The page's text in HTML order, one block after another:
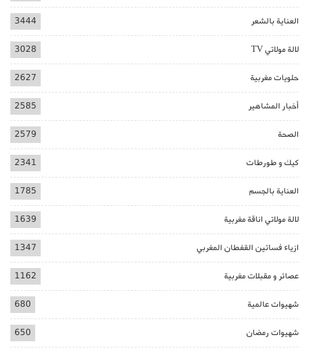
العناية بالشعر 3444
لالة مولاتي TV 3028
حلويات مغربية 2627
أخبار المشاهير 2585
الصحة 2579
كيك و طورطات 2341
العناية بالجسم 1785
لالة مولاتي اناقة مغربية 1639
ازياء فساتين القفطان المغربي 1347
عصائر و مقبلات مغربية 1162
شهيوات عالمية 680
شهيوات رمضان 650